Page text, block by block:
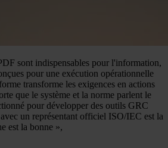
sont indispensables pour l'information,
pour une exécution opérationnelle
transforme les exigences en actions
que le système et la norme parlent le
pour développer des outils GRC
un représentant officiel ISO/IEC est la
est la bonne »,